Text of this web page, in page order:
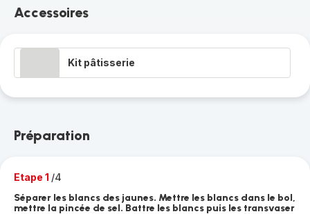
Accessoires
Kit pâtisserie
Préparation
Etape 1 /4
Séparer les blancs des jaunes. Mettre les blancs dans le bol,
mettre la pincée de sel. Battre les blancs puis les transvaser